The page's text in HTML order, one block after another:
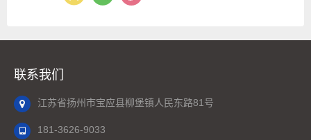
联系我们
江苏省扬州市宝应县柳堡镇人民东路81号
181-3626-9033